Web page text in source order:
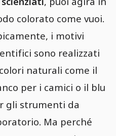
colorato come vuoi.
i motivi
sono realizzati
naturali come il
per i camici o il blu
gli strumenti da
Ma perché